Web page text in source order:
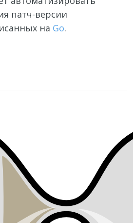
патч-версии
на Go.